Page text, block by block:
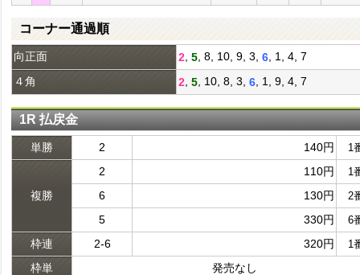
コーナー通過順
向正面 2 5 , 8, 10, 9, 3, 6 , 1, 4, 7
４角
2 5 , 10, 8, 3, 6 , 1, 9, 4, 7
1R 払戻金
単勝 2 140円 1
複勝
2 110円 1
6 130円 2
5 330円 6
枠連 2-6 320円 1
枠単
発売なし